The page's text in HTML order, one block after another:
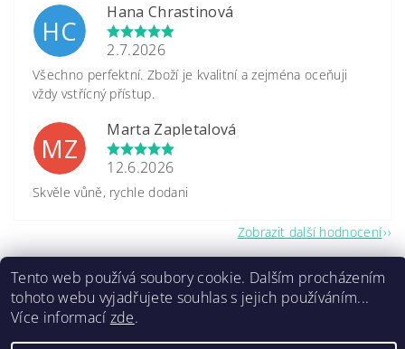
HC
Hana Chrastinová
2.7.2026
Všechno perfektní. Zboží je kvalitní a zejména oceňuji
vždy vstřícný přístup.
MZ
Marta Zapletalová
12.6.2026
Skvěle vůně, rychle dodani
Zobrazit další hodnocení
Tento web používá soubory cookie. Dalším procházením
tohoto webu vyjadřujete souhlas s jejich používáním...
Více informací zde.